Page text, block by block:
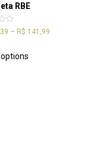
RBE
– R$ 141,99